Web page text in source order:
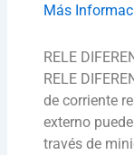
Más
RELE
RELE
de corriente
externo
través de